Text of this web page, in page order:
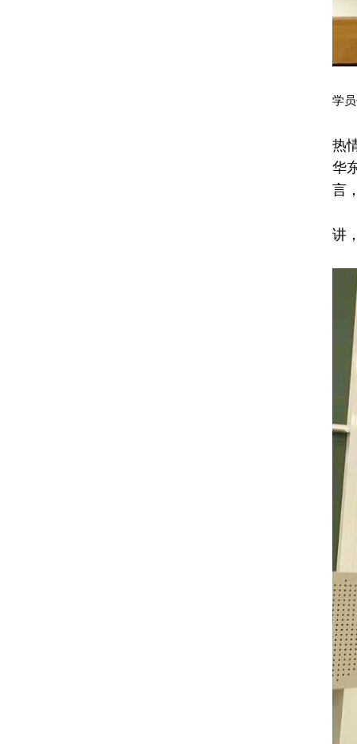
学
热
华
言
讲